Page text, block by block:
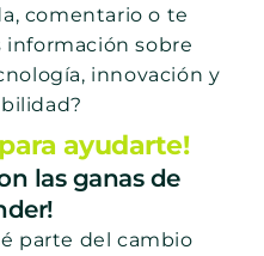
comentario o te
información sobre
innovación y
ayudarte!
las ganas de
parte del cambio